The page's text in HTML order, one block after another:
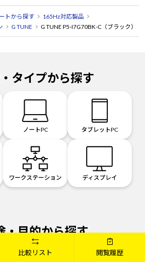
トから探す
165Hz対応製品
G TUNE G TUNE P5-I7G70BK-C（ブラック）
タイプから探す
ノートPC タブレットPC
ワークステーション ディスプレイ
・目的から探す
比較リスト 閲覧履歴